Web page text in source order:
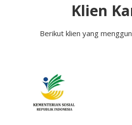
Klien
Berikut klien yang